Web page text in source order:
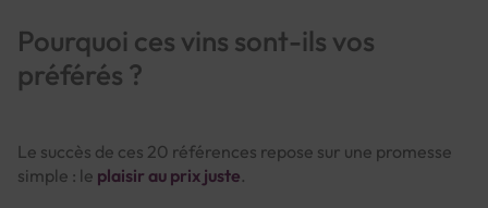
Pourquoi ces vins sont-ils vos
préférés ?
Le succès de ces 20 références repose sur une promesse
simple : le plaisir au prix juste.